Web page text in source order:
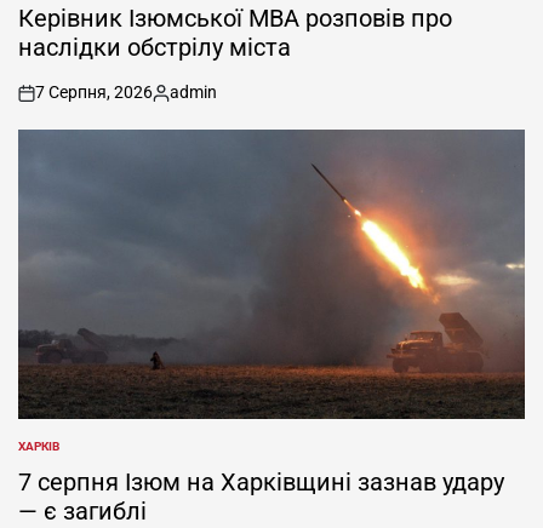
УКерівник Ізюмської МВА розповів про
наслідки обстрілу міста
on
7 Серпня, 2026
Опубліковано
admin
ОПУБЛІКУВАТИ
У
ХАРКІВ
7 серпня Ізюм на Харківщині зазнав удару
— є загиблі